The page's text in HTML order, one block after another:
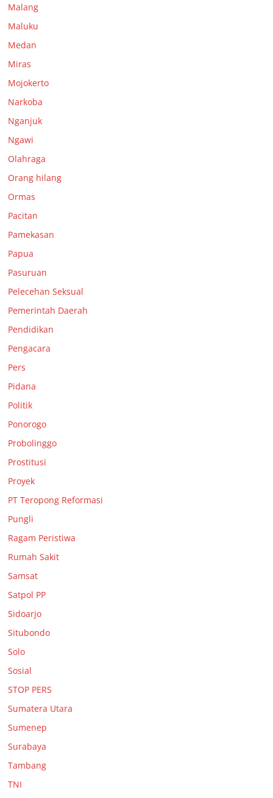
Malang
Maluku
Medan
Miras
Mojokerto
Narkoba
Nganjuk
Ngawi
Olahraga
Orang hilang
Ormas
Pacitan
Pamekasan
Papua
Pasuruan
Pelecehan Seksual
Pemerintah Daerah
Pendidikan
Pengacara
Pers
Pidana
Politik
Ponorogo
Probolinggo
Prostitusi
Proyek
PT Teropong Reformasi
Pungli
Ragam Peristiwa
Rumah Sakit
Samsat
Satpol PP
Sidoarjo
Situbondo
Solo
Sosial
STOP PERS
Sumatera Utara
Sumenep
Surabaya
Tambang
TNI